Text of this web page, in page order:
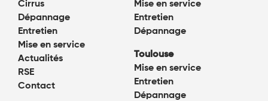
Cirrus
Dépannage
Entretien
Mise en service
Actualités
RSE
Contact
Mise en service
Entretien
Dépannage
Toulouse
Mise en service
Entretien
Dépannage